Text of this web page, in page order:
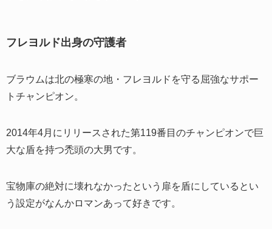
フレヨルド出身の守護者
ブラウムは北の極寒の地・フレヨルドを守る屈強なサポー
トチャンピオン。
2014年4月にリリースされた第119番目のチャンピオンで巨
大な盾を持つ禿頭の大男です。
宝物庫の絶対に壊れなかったという扉を盾にしているとい
う設定がなんかロマンあって好きです。